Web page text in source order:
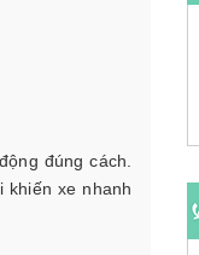
đúng cách.
khiến xe nhanh